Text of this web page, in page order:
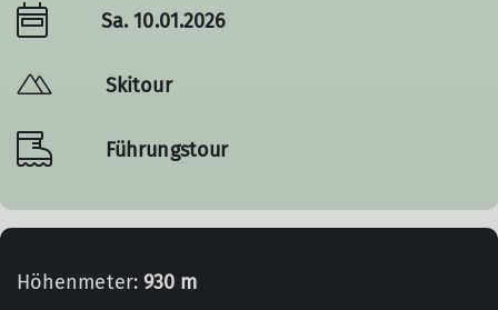
Sa. 10.01.2026
Skitour
Führungstour
Höhenmeter: 930 m